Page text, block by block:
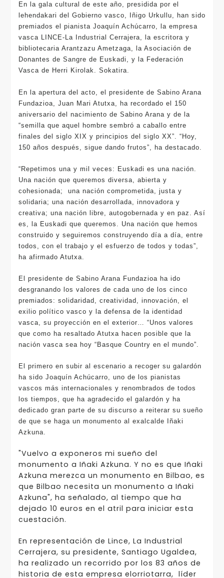
En la gala cultural de este año, presidida por el
lehendakari del Gobierno vasco, Iñigo Urkullu, han sido
premiados el pianista Joaquín Achúcarro, la empresa
vasca LINCE-La Industrial Cerrajera, la escritora y
bibliotecaria Arantzazu Ametzaga, la Asociación de
Donantes de Sangre de Euskadi, y la Federación
Vasca de Herri Kirolak. Sokatira.
En la apertura del acto, el presidente de Sabino Arana
Fundazioa, Juan Mari Atutxa, ha recordado el 150
aniversario del nacimiento de Sabino Arana y de la
“semilla que aquel hombre sembró a caballo entre
finales del siglo XIX y principios del siglo XX”. “Hoy,
150 años después, sigue dando frutos”, ha destacado.
“Repetimos una y mil veces: Euskadi es una nación.
Una nación que queremos diversa, abierta y
cohesionada; una nación comprometida, justa y
solidaria; una nación desarrollada, innovadora y
creativa; una nación libre, autogobernada y en paz. Así
es, la Euskadi que queremos. Una nación que hemos
construido y seguiremos construyendo día a día, entre
todos, con el trabajo y el esfuerzo de todos y todas”,
ha afirmado Atutxa.
El presidente de Sabino Arana Fundazioa ha ido
desgranando los valores de cada uno de los cinco
premiados: solidaridad, creatividad, innovación, el
exilio político vasco y la defensa de la identidad
vasca, su proyección en el exterior… “Unos valores
que como ha resaltado Atutxa hacen posible que la
nación vasca sea hoy “Basque Country en el mundo”.
El primero en subir al escenario a recoger su galardón
ha sido Joaquín Achúcarro, uno de los pianistas
vascos más internacionales y renombrados de todos
los tiempos, que ha agradecido el galardón y ha
dedicado gran parte de su discurso a reiterar su sueño
de que se haga un monumento al exalcalde Iñaki
Azkuna.
"Vuelvo a exponeros mi sueño del
monumento a Iñaki Azkuna. Y no es que Iñaki
Azkuna merezca un monumento en Bilbao, es
que Bilbao necesita un monumento a Iñaki
Azkuna", ha señalado, al tiempo que ha
dejado 10 euros en el atril para iniciar esta
cuestación.
En representación de Lince, La Industrial
Cerrajera, su presidente, Santiago Ugaldea,
ha realizado un recorrido por los 83 años de
historia de esta empresa elorriotarra, líder